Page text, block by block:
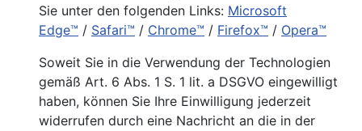
Sie unter den folgenden Links: Microsoft
Edge™ / Safari™ / Chrome™ / Firefox™ / Opera™
Soweit Sie in die Verwendung der Technologien
gemäß Art. 6 Abs. 1 S. 1 lit. a DSGVO eingewilligt
haben, können Sie Ihre Einwilligung jederzeit
widerrufen durch eine Nachricht an die in der